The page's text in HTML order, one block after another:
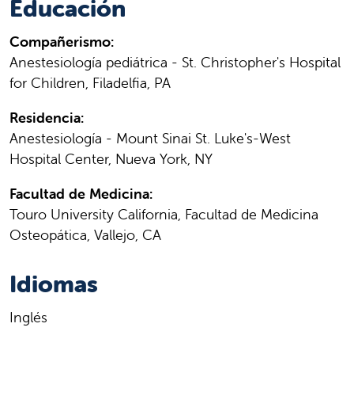
Educación
Compañerismo:
Anestesiología pediátrica - St. Christopher's Hospital
for Children, Filadelfia, PA
Residencia:
Anestesiología - Mount Sinai St. Luke's-West
Hospital Center, Nueva York, NY
Facultad de Medicina:
Touro University California, Facultad de Medicina
Osteopática, Vallejo, CA
Idiomas
Inglés